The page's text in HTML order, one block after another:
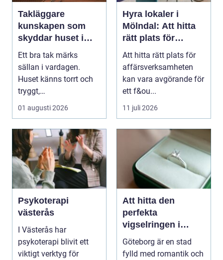
Takläggare
kunskapen som
skyddar huset i
längden
Ett bra tak märks
sällan i vardagen.
Huset känns torrt och
tryggt,
inomhusklimatet
fungerar och ener...
01 augusti 2026
Hyra lokaler i
Mölndal: Att hitta
rätt plats för
affärsverksamhete
Att hitta rätt plats för
affärsverksamheten
kan vara avgörande för
ett f&ou...
11 juli 2026
Psykoterapi
västerås
I Västerås har
psykoterapi blivit ett
viktigt verktyg för
Att hitta den
perfekta
vigselringen i
Göteborg
Göteborg är en stad
fylld med romantik och